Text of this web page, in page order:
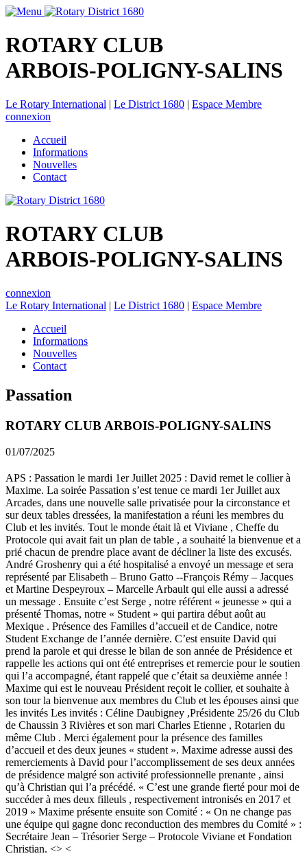
ROTARY CLUB
ARBOIS-POLIGNY-SALINS
Le Rotary International | Le District 1680 | Espace Membre
connexion
Accueil
Informations
Nouvelles
Contact
ROTARY CLUB
ARBOIS-POLIGNY-SALINS
connexion
Le Rotary International | Le District 1680 | Espace Membre
Accueil
Informations
Nouvelles
Contact
Passation
ROTARY CLUB ARBOIS-POLIGNY-SALINS
01/07/2025
APS : Passation le mardi 1er Juillet 2025 : David remet le collier à
Maxime. La soirée Passation s’est tenue ce mardi 1er Juillet aux
Arcades, dans une nouvelle salle privatisée pour la circonstance et
sur deux tables dressées, la manifestation a réuni les membres du
Club et les invités. Tout le monde était là et Viviane , Cheffe du
Protocole qui avait fait un plan de table , a souhaité la bienvenue et a
prié chacun de prendre place avant de décliner la liste des excusés.
André Groshenry qui a été hospitalisé a envoyé un message et sera
représenté par Elisabeth – Bruno Gatto --François Rémy – Jacques
et Martine Despeyroux – Marcelle Arbault qui elle aussi a adressé
un message . Ensuite c’est Serge , notre référent « jeunesse » qui a
présenté Thomas, notre « Student » qui partira début août au
Mexique . Présence des Familles d’accueil et de Candice, notre
Student Exchange de l’année dernière. C’est ensuite David qui
prend la parole et qui dresse le bilan de son année de Présidence et
rappelle les actions qui ont été entreprises et remercie pour le soutien
qui l’a accompagné, étant rappelé que c’était sa deuxième année !
Maxime qui est le nouveau Président reçoit le collier, et souhaite à
son tour la bienvenue aux membres du Club et les épouses ainsi que
les invités Les invités : Céline Daubigney ,Présidente 25/26 du Club
de Chaussin 3 Rivières et son mari Charles Etienne , Rotarien du
même Club . Merci également pour la présence des familles
d’accueil et des deux jeunes « student ». Maxime adresse aussi des
remerciements à David pour l’accomplissement de ses deux années
de présidence malgré son activité professionnelle prenante , ainsi
qu’à Christian qui l’a précédé. « C’est une grande fierté pour moi de
succéder à mes deux filleuls , respectivement intronisés en 2017 et
2019 » Maxime présente ensuite son Comité : « On ne change pas
une équipe qui gagne donc reconduction des membres du Comité » :
Secrétaire Jean – Trésorier Serge – Protocole Viviane et Fondation
Christian. <> <